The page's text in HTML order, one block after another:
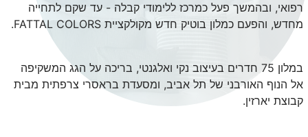
רפואי, ובהמשך פעל כמרכז ללימודי קבלה - עד שקם לתחייה
מחדש, והפעם כמלון בוטיק חדש מקולקציית FATTAL COLORS.
במלון 75 חדרים בעיצוב נקי ואלגנטי, בריכה על הגג המשקיפה
אל הנוף האורבני של תל אביב, ומסעדת בראסרי צרפתית מבית
קבוצת יארזין.